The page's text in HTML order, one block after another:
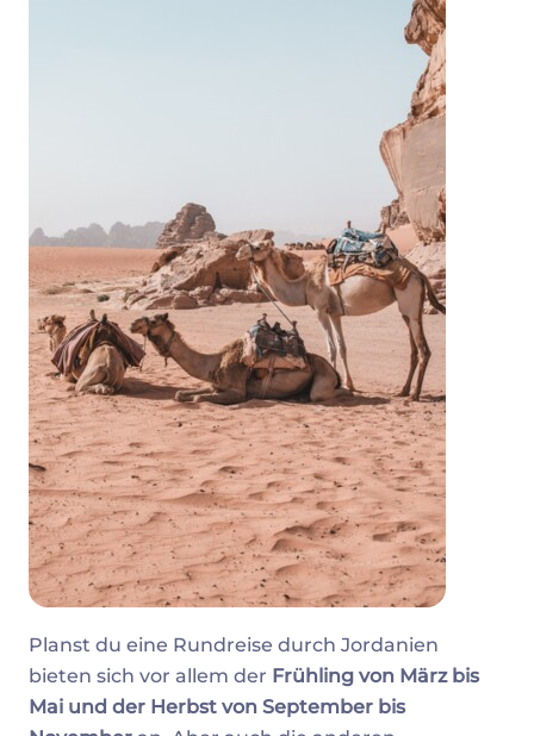
Planst du eine Rundreise durch Jordanien
bieten sich vor allem der Frühling von März bis
Mai und der Herbst von September bis